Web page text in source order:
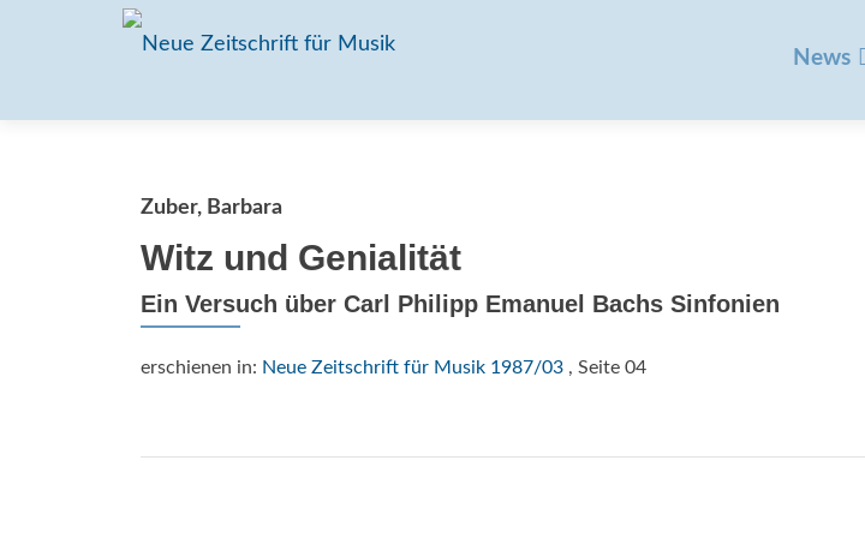
springen
News
Zuber, Barbara
Witz und Genialität
Ein Versuch über Carl Philipp Emanuel Bachs Sinfonien
erschienen in: Neue Zeitschrift für Musik 1987/03 , Seite 04